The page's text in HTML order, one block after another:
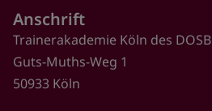
Anschrift
Trainerakademie Köln des DOSB
Guts-Muths-Weg 1
50933 Köln